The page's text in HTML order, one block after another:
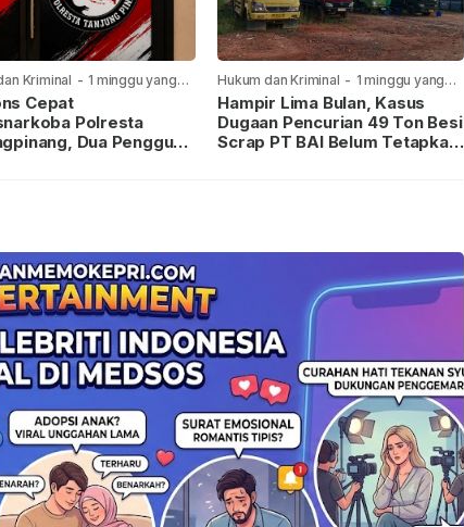
Kriminal - 1 minggu yang
Cepat
Polresta
Dua Pengguna
Hukum dan Kriminal - 1 minggu yang
lalu
Hampir Lima Bulan, Kasus
Dugaan Pencurian 49 Ton Besi
Scrap PT BAI Belum Tetapkan